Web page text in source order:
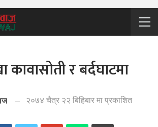
र बर्दघाटमा
२०७४ चैत्र २२ बिहिबार मा प्रकाशित